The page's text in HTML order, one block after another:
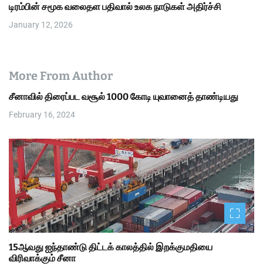
டிரம்பின் சமூக வலைதள பதிவால் உலக நாடுகள் அதிர்ச்சி
January 12, 2026
More From Author
சீனாவில் திரைப்பட வசூல் 1000 கோடி யுவானைத் தாண்டியது
February 16, 2024
15ஆவது ஐந்தாண்டு திட்டக் காலத்தில் இறக்குமதியை
விரிவாக்கும் சீனா